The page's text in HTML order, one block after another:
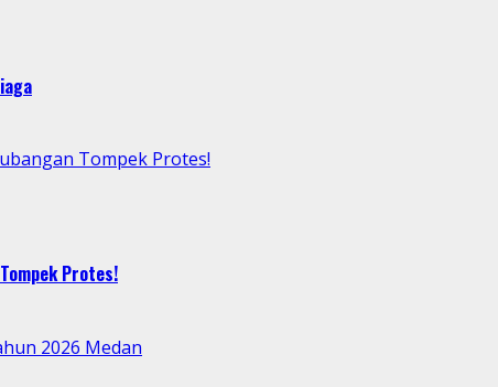
Tompek Protes!
Protes!
2026 Medan